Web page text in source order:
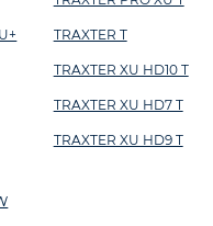
TRAXTER T
TRAXTER XU HD10 T
TRAXTER XU HD7 T
TRAXTER XU HD9 T